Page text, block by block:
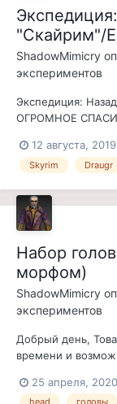
"Скайрим"/
ShadowMimicry
экспериментов
Экспедиция:
ОГРОМНОЕ
"...товарищи,
как по вашему?
12 августа, 2019
Skyrim Draugr
Набор
морфом)
ShadowMimicry
экспериментов
Добрый день,
времени и
иметь свои
25 апреля, 2020
head головы